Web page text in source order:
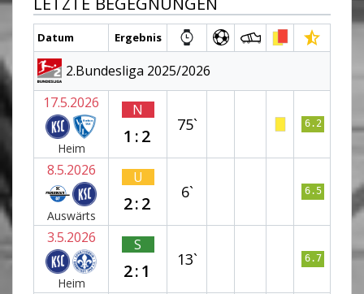
Datum Ergebnis
2.Bundesliga 2025/2026
17.5.2026
Heim
N
1:2
75` 6.2
8.5.2026
Auswärts
U
2:2
6` 6.5
3.5.2026
Heim
S
2:1
13` 6.7